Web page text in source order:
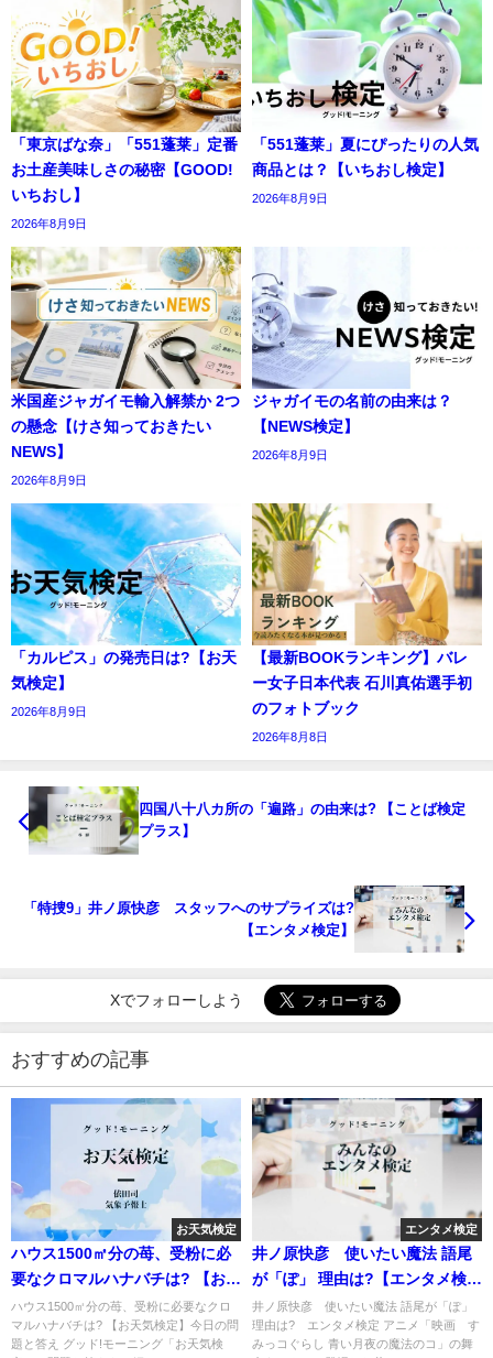
「東京ばな奈」「551蓬莱」定番
お土産美味しさの秘密【GOOD!
いちおし】
2026年8月9日
「551蓬莱」夏にぴったりの人気
商品とは？【いちおし検定】
2026年8月9日
米国産ジャガイモ輸入解禁か 2つ
の懸念【けさ知っておきたい
NEWS】
2026年8月9日
ジャガイモの名前の由来は？
【NEWS検定】
2026年8月9日
「カルピス」の発売日は?【お天
気検定】
2026年8月9日
【最新BOOKランキング】バレ
ー女子日本代表 石川真佑選手初
のフォトブック
2026年8月8日
四国八十八カ所の「遍路」の由来は? 【ことば検定
プラス】
「特捜9」井ノ原快彦 スタッフへのサプライズは?
【エンタメ検定】
Xでフォローしよう
おすすめの記事
お天気検定
ハウス1500㎡分の苺、受粉に必
要なクロマルハナバチは? 【お天
気検定】
ハウス1500㎡分の苺、受粉に必要なクロ
マルハナバチは? 【お天気検定】今日の問
題と答え グッド!モーニング「お天気検
エンタメ検定
井ノ原快彦 使いたい魔法 語尾
が「ぽ」 理由は?【エンタメ検
定】
井ノ原快彦 使いたい魔法 語尾が「ぽ」
理由は? エンタメ検定 アニメ「映画 す
みっコぐらし 青い月夜の魔法のコ」の舞